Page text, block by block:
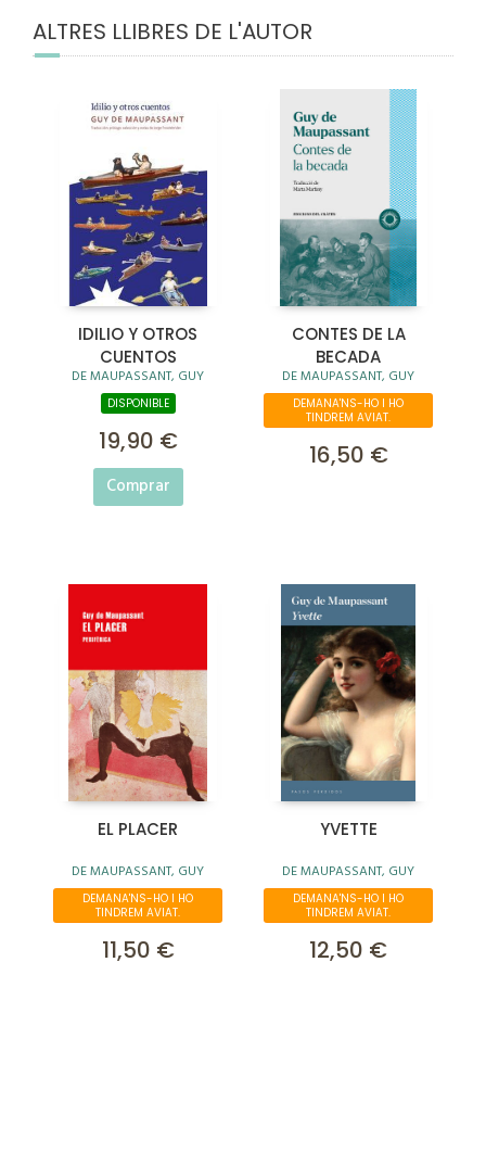
ALTRES LLIBRES DE L'AUTOR
IDILIO Y OTROS
CUENTOS
DE MAUPASSANT, GUY
DISPONIBLE
19,90 €
Comprar
CONTES DE LA
BECADA
DE MAUPASSANT, GUY
DEMANA'NS-HO I HO
TINDREM AVIAT.
16,50 €
EL PLACER
DE MAUPASSANT, GUY
DEMANA'NS-HO I HO
TINDREM AVIAT.
11,50 €
YVETTE
DE MAUPASSANT, GUY
DEMANA'NS-HO I HO
TINDREM AVIAT.
12,50 €